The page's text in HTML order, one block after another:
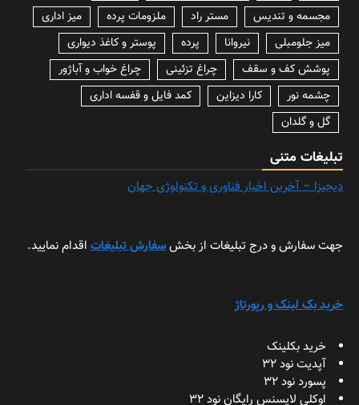
مجسمه و تندیس
مستر راد ملزومات پرده
میز اداری
میز جلومبلی
نیروانا پرده
پوستر و کاغذ دیواری
پوشش کف و سقف
چراغ تزئینی
چراغ خواب و آباژور
چشمه نور
کارا دیزاین
کمد فایل و قفسه اداری
گل و گلدان
تبلیغات متنی
دیجیزا – آخرین اخبار فناوری و تکنولوژی جهان
جهت سفارش و درج تبلیغات از بخشسفارش تبلیغات اقدام نمایید.
خرید بک لینک و رپورتاژ
خرید بکلینک
آپدیت نود 32
پسورد نود 32
اوکلی لایسنس رایگان نود 32